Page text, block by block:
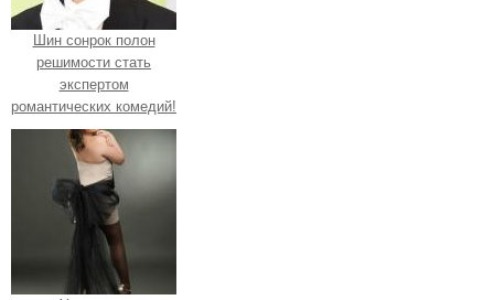
Шин сонрок полон
решимости стать
экспертом
романтических комедий!